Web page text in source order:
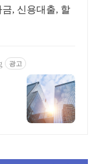
, 신용대출, 할
광고